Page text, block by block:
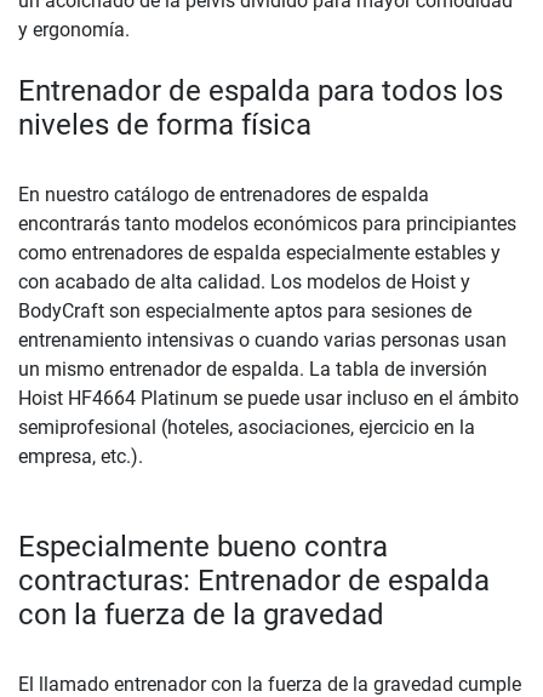
y ergonomía.
Entrenador de espalda para todos los
niveles de forma física
En nuestro catálogo de entrenadores de espalda
encontrarás tanto modelos económicos para principiantes
como entrenadores de espalda especialmente estables y
con acabado de alta calidad. Los modelos de Hoist y
BodyCraft son especialmente aptos para sesiones de
entrenamiento intensivas o cuando varias personas usan
un mismo entrenador de espalda. La tabla de inversión
Hoist HF4664 Platinum se puede usar incluso en el ámbito
semiprofesional (hoteles, asociaciones, ejercicio en la
empresa, etc.).
Especialmente bueno contra
contracturas: Entrenador de espalda
con la fuerza de la gravedad
El llamado entrenador con la fuerza de la gravedad cumple